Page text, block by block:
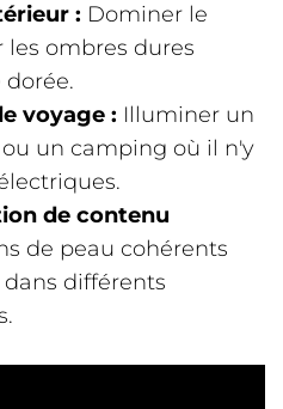
: Dominer le
ombres dures
voyage : Illuminer un
un camping où il n'y
de contenu
de peau cohérents
dans différents